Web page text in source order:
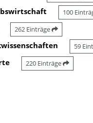
100
262 Einträge
59
220 Einträge